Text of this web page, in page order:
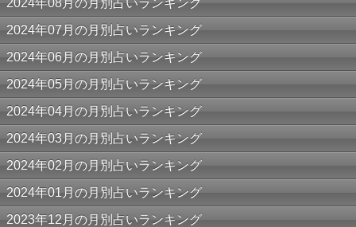
2024年07月の月別占いランキング
2024年06月の月別占いランキング
2024年05月の月別占いランキング
2024年04月の月別占いランキング
2024年03月の月別占いランキング
2024年02月の月別占いランキング
2024年01月の月別占いランキング
2023年12月の月別占いランキング